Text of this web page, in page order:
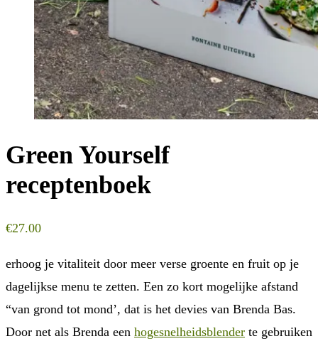
Green Yourself
receptenboek
€27.00
erhoog je vitaliteit door meer verse groente en fruit op je
dagelijkse menu te zetten. Een zo kort mogelijke afstand
“van grond tot mond’, dat is het devies van Brenda Bas.
Door net als Brenda een hogesnelheidsblender te gebruiken